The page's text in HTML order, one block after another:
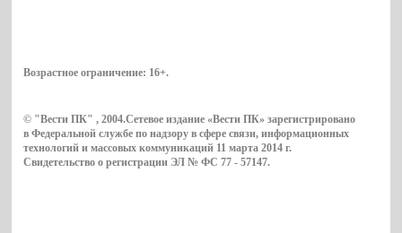
Возрастное ограничение: 16+.
© "Вести ПК" , 2004.Сетевое издание «Вести ПК» зарегистрировано
в Федеральной службе по надзору в сфере связи, информационных
технологий и массовых коммуникаций 11 марта 2014 г.
Свидетельство о регистрации ЭЛ № ФС 77 - 57147.